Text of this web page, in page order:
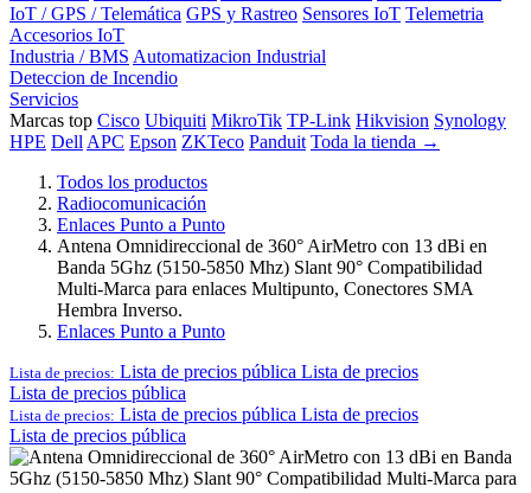
IoT / GPS / Telemática GPS y Rastreo Sensores IoT Telemetria
Accesorios IoT
Industria / BMS Automatizacion Industrial
Deteccion de Incendio
Servicios
Marcas top Cisco Ubiquiti MikroTik TP-Link Hikvision Synology
HPE Dell APC Epson ZKTeco Panduit Toda la tienda →
Todos los productos
Radiocomunicación
Enlaces Punto a Punto
Antena Omnidireccional de 360° AirMetro con 13 dBi en
Banda 5Ghz (5150-5850 Mhz) Slant 90° Compatibilidad
Multi-Marca para enlaces Multipunto, Conectores SMA
Hembra Inverso.
Enlaces Punto a Punto
Lista de precios: Lista de precios pública Lista de precios
Lista de precios pública
Lista de precios: Lista de precios pública Lista de precios
Lista de precios pública